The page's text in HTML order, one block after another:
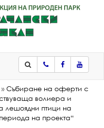
ТелефонFacebook
» Събиране на оферти с
волиера и
лешоядни птици на
на проекта“